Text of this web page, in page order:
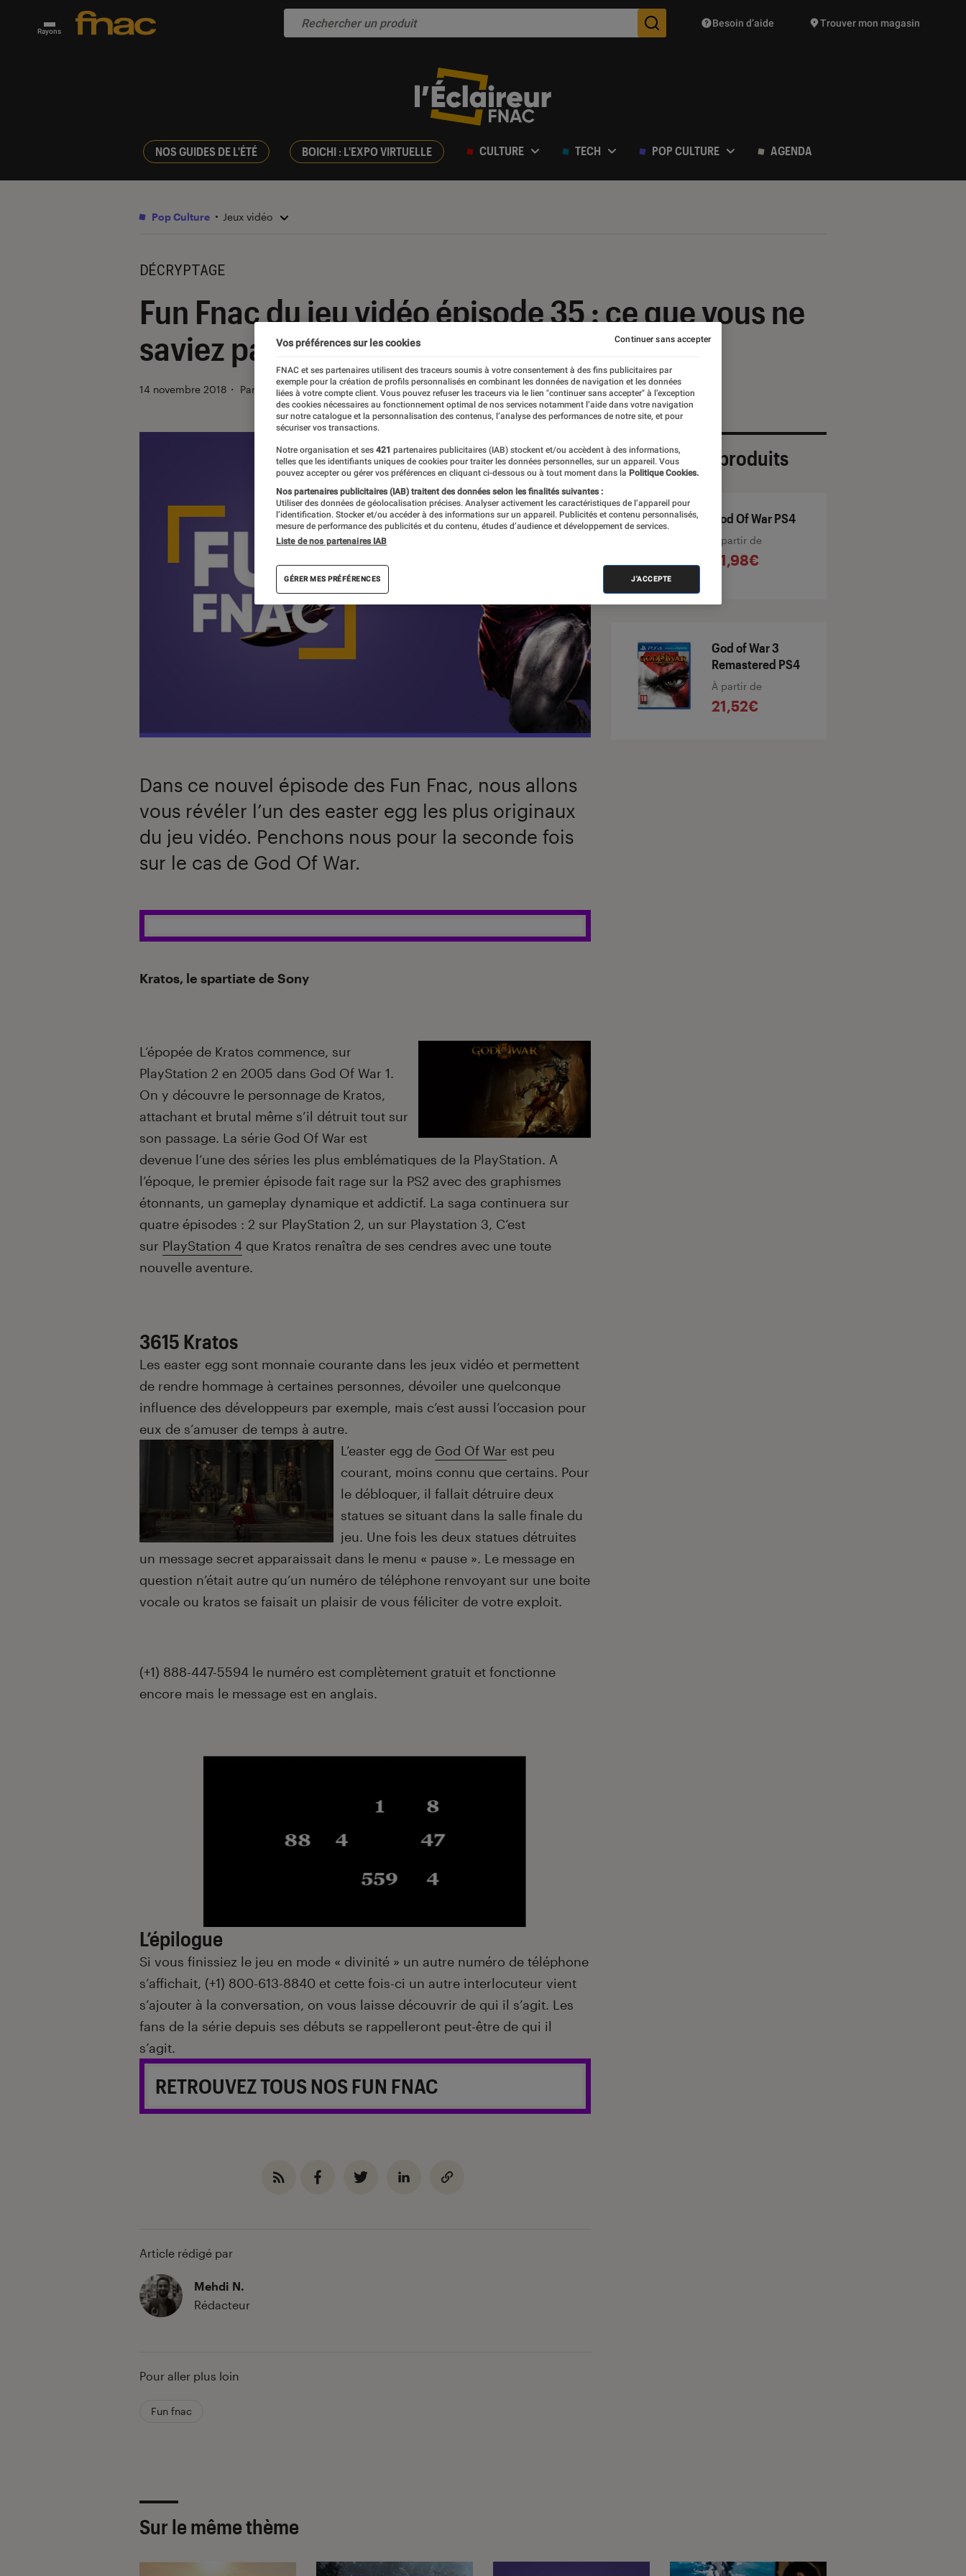
Rayons Des suggestions de produits vont vous être proposées
Besoin d’aide Trouver mon magasin
NOS GUIDES DE L'ÉTÉ BOICHI : L'EXPO VIRTUELLE CULTURE TECH POP CULTURE AGENDA
Pop Culture Jeux vidéo
DÉCRYPTAGE
Fun Fnac du jeu vidéo épisode 35 : ce que vous ne
saviez pas sur Kratos
14 novembre 2018 ・ Par Mehdi N.
Dans ce nouvel épisode des Fun Fnac, nous allons
vous révéler l’un des easter egg les plus originaux
du jeu vidéo. Penchons nous pour la seconde fois
sur le cas de God Of War.
Introduction
Kratos, le spartiate de Sony
L’épopée de Kratos commence, sur
PlayStation 2 en 2005 dans God Of War 1.
On y découvre le personnage de Kratos,
attachant et brutal même s’il détruit tout sur
son passage. La série God Of War est
devenue l’une des séries les plus emblématiques de la PlayStation. A
l’époque, le premier épisode fait rage sur la PS2 avec des graphismes
étonnants, un gameplay dynamique et addictif. La saga continuera sur
quatre épisodes : 2 sur PlayStation 2, un sur Playstation 3, C’est
sur PlayStation 4 que Kratos renaîtra de ses cendres avec une toute
nouvelle aventure.
3615 Kratos
Les easter egg sont monnaie courante dans les jeux vidéo et permettent
de rendre hommage à certaines personnes, dévoiler une quelconque
influence des développeurs par exemple, mais c’est aussi l’occasion pour
eux de s’amuser de temps à autre.
L’easter egg de God Of War est peu
courant, moins connu que certains. Pour
le débloquer, il fallait détruire deux
statues se situant dans la salle finale du
jeu. Une fois les deux statues détruites
un message secret apparaissait dans le menu « pause ». Le message en
question n’était autre qu’un numéro de téléphone renvoyant sur une boite
vocale ou kratos se faisait un plaisir de vous féliciter de votre exploit.
(+1) 888-447-5594 le numéro est complètement gratuit et fonctionne
encore mais le message est en anglais.
L’épilogue
Si vous finissiez le jeu en mode « divinité » un autre numéro de téléphone
s’affichait, (+1) 800-613-8840 et cette fois-ci un autre interlocuteur vient
s’ajouter à la conversation, on vous laisse découvrir de qui il s’agit. Les
fans de la série depuis ses débuts se rappelleront peut-être de qui il
s’agit.
RETROUVEZ TOUS NOS FUN FNAC
Article rédigé par
Mehdi N.
Rédacteur
Pour aller plus loin
Fun fnac
Sélection de produits
God Of War PS4
À partir de
21,98€
God of War 3
Remastered PS4
À partir de
21,52€
Sur le même thème
Vos préférences sur les cookies
FNAC et ses partenaires utilisent des traceurs soumis à votre consentement à des fins publicitaires par
exemple pour la création de profils personnalisés en combinant les données de navigation et les données
liées à votre compte client. Vous pouvez refuser les traceurs via le lien "continuer sans accepter" à l’exception
des cookies nécessaires au fonctionnement optimal de nos services notamment l’aide dans votre navigation
sur notre catalogue et la personnalisation des contenus, l’analyse des performances de notre site, et pour
sécuriser vos transactions.
Notre organisation et ses 421 partenaires publicitaires (IAB) stockent et/ou accèdent à des informations,
telles que les identifiants uniques de cookies pour traiter les données personnelles, sur un appareil. Vous
pouvez accepter ou gérer vos préférences en cliquant ci-dessous ou à tout moment dans la Politique Cookies.
Nos partenaires publicitaires (IAB) traitent des données selon les finalités suivantes :
Utiliser des données de géolocalisation précises. Analyser activement les caractéristiques de l’appareil pour
l’identification. Stocker et/ou accéder à des informations sur un appareil. Publicités et contenu personnalisés,
mesure de performance des publicités et du contenu, études d’audience et développement de services.
Liste de nos partenaires IAB
GÉRER MES PRÉFÉRENCES J'ACCEPTE
Continuer sans accepter